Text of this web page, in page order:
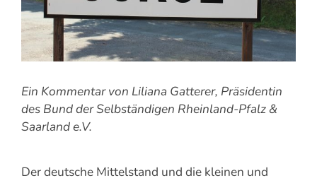
Ein Kommentar von Liliana Gatterer, Präsidentin
des Bund der Selbständigen Rheinland-Pfalz &
Saarland e.V.
Der deutsche Mittelstand und die kleinen und